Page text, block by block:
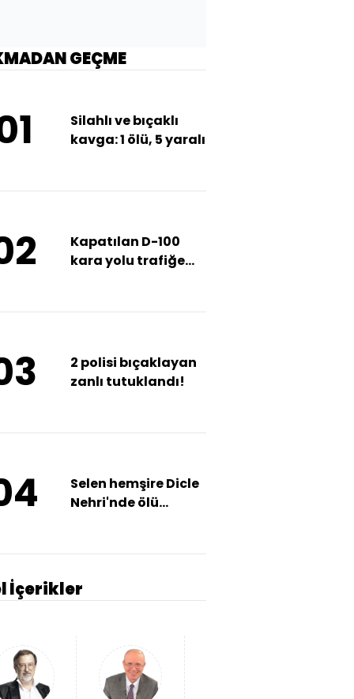
İçerikler
GEÇME
Silahlı ve bıçaklı
kavga: 1 ölü, 5 yaralı
Kapatılan D-100
kara yolu trafiğe
2 polisi bıçaklayan
zanlı tutuklandı!
Selen hemşire Dicle
Nehri'nde ölü